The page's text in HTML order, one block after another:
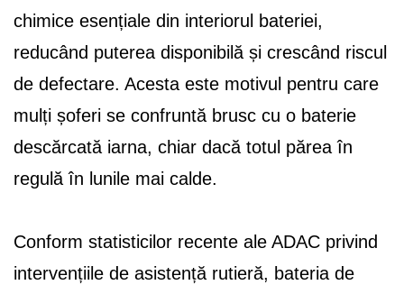
chimice esențiale din interiorul bateriei,
reducând puterea disponibilă și crescând riscul
de defectare. Acesta este motivul pentru care
mulți șoferi se confruntă brusc cu o baterie
descărcată iarna, chiar dacă totul părea în
regulă în lunile mai calde.
Conform statisticilor recente ale ADAC privind
intervențiile de asistență rutieră, bateria de